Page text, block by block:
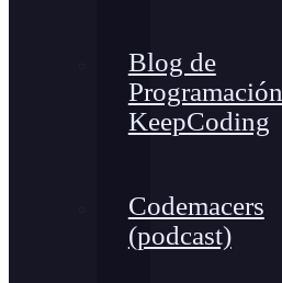
Blog de
Programación
KeepCoding
Codemacers
(podcast)